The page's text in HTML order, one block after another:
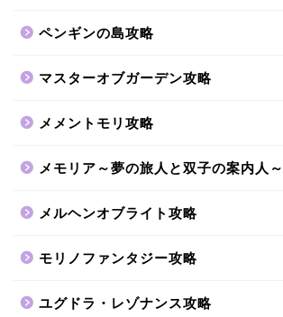
ペンギンの島攻略
マスターオブガーデン攻略
メメントモリ攻略
メモリア～夢の旅人と双子の案内人
メルヘンオブライト攻略
モリノファンタジー攻略
ユグドラ・レゾナンス攻略